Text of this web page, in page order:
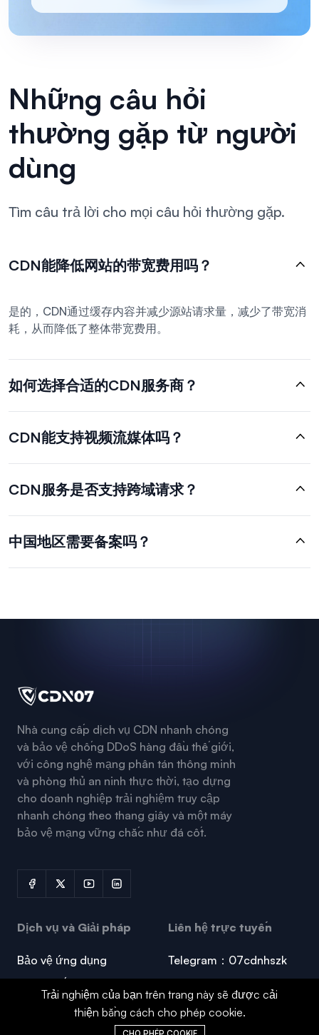
Những câu hỏi
thường gặp từ người
dùng
Tìm câu trả lời cho mọi câu hỏi thường gặp.
CDN能降低网站的带宽费用吗？
是的，CDN通过缓存内容并减少源站请求量，减少了带宽消
耗，从而降低了整体带宽费用。
如何选择合适的CDN服务商？
CDN能支持视频流媒体吗？
CDN服务是否支持跨域请求？
中国地区需要备案吗？
Nhà cung cấp dịch vụ CDN nhanh chóng
và bảo vệ chống DDoS hàng đầu thế giới,
với công nghệ mạng phân tán thông minh
và phòng thủ an ninh thực thời, tạo dựng
cho doanh nghiệp trải nghiệm truy cập
nhanh chóng theo thang giây và một máy
bảo vệ mạng vững chắc như đá cốt.
Dịch vụ và Giải pháp
Bảo vệ ứng dụng
CDN chống DDoS cao
Máy chủ phòng thủ cao
Liên hệ trực tuyến
Telegram：07cdnhszk
mail：
cdn07@gmail.com
Whatsapp：07cdnhs
Trải nghiệm của bạn trên trang này sẽ được cải
thiện bằng cách cho phép cookie.